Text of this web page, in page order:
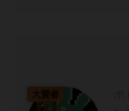
大賢者